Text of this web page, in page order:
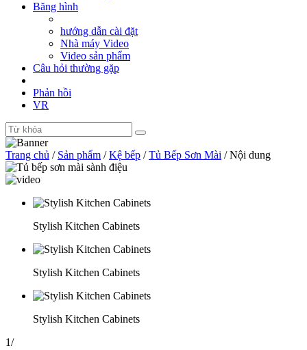
Băng hình
hướng dẫn cài đặt
Nhà máy Video
Video sản phẩm
Câu hỏi thường gặp
Phản hồi
VR
Trang chủ / Sản phẩm /Kệ bếp /Tủ Bếp Sơn Mài /Nội dung
Stylish Kitchen Cabinets
Stylish Kitchen Cabinets
Stylish Kitchen Cabinets
1/